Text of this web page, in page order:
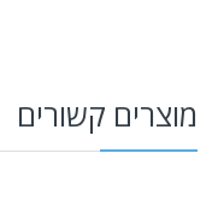
מוצרים קשורים